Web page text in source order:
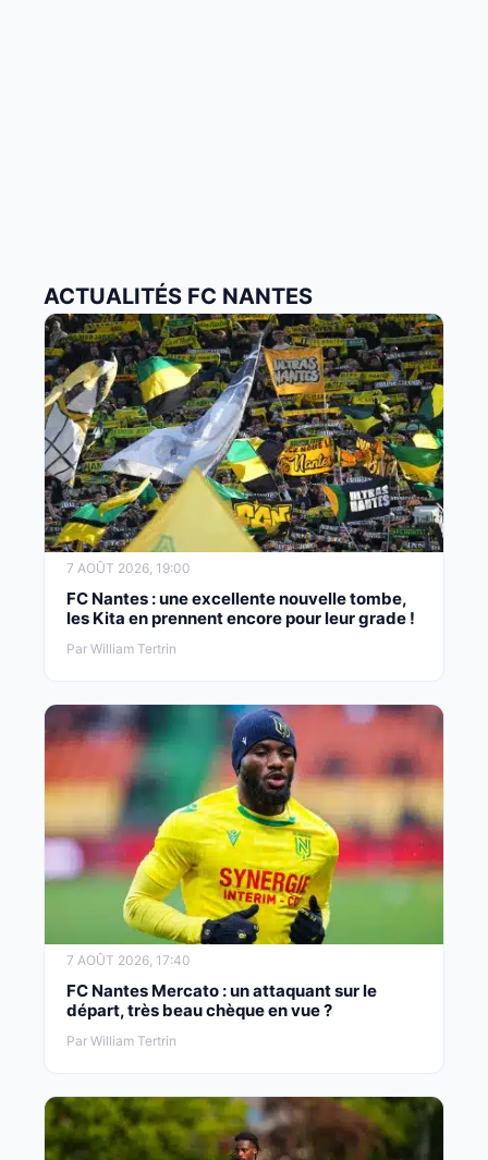
ACTUALITÉS FC NANTES
7 AOÛT 2026, 19:00
FC Nantes : une excellente nouvelle tombe,
les Kita en prennent encore pour leur grade !
Par William Tertrin
7 AOÛT 2026, 17:40
FC Nantes Mercato : un attaquant sur le
départ, très beau chèque en vue ?
Par William Tertrin